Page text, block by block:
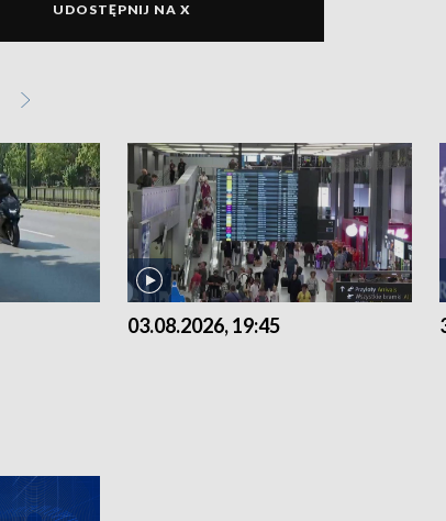
UDOSTĘPNIJ NA X
03.08.2026, 19:45